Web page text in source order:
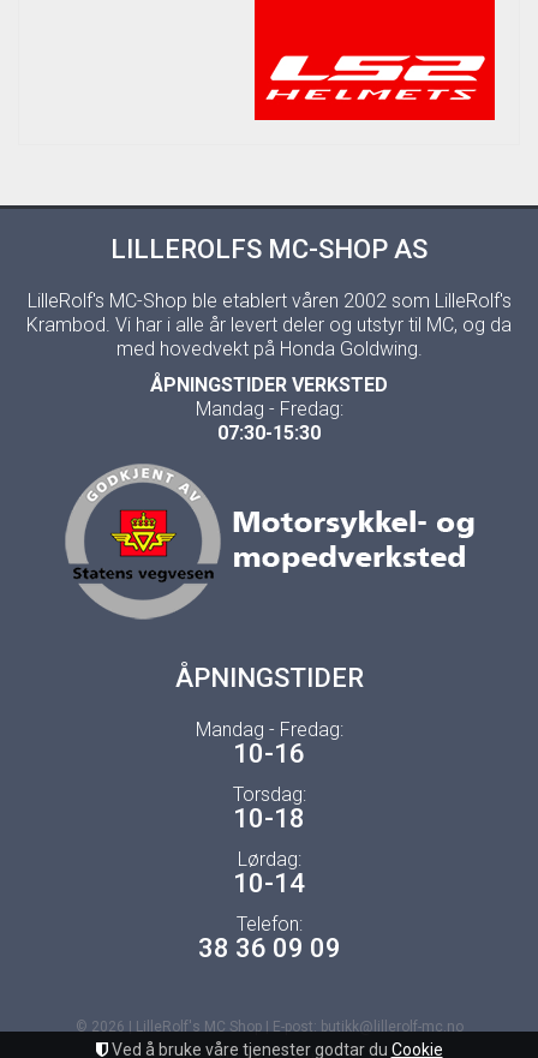
Ved å bruke våre tjenester godtar du Cookie
LILLEROLFS MC-SHOP AS
LilleRolf's MC-Shop ble etablert våren 2002 som LilleRolf's
Krambod. Vi har i alle år levert deler og utstyr til MC, og da
med hovedvekt på Honda Goldwing.
ÅPNINGSTIDER VERKSTED
Mandag - Fredag:
07:30-15:30
ÅPNINGSTIDER
Mandag - Fredag:
10-16
Torsdag:
10-18
Lørdag:
10-14
Telefon:
38 36 09 09
© 2026 | LilleRolf's MC Shop | E-post: butikk@lillerolf-mc.no